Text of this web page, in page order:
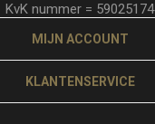
KvK nummer = 59025174
MIJN ACCOUNT
KLANTENSERVICE